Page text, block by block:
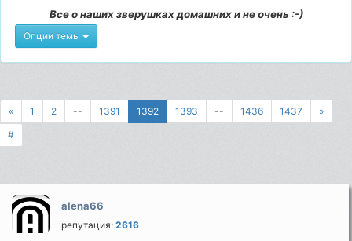
Все о наших зверушках домашних и не очень :-)
Опции темы
« 1 2 -- 1391 1392 1393 -- 1436 1437
»
#
alena66
репутация:2616